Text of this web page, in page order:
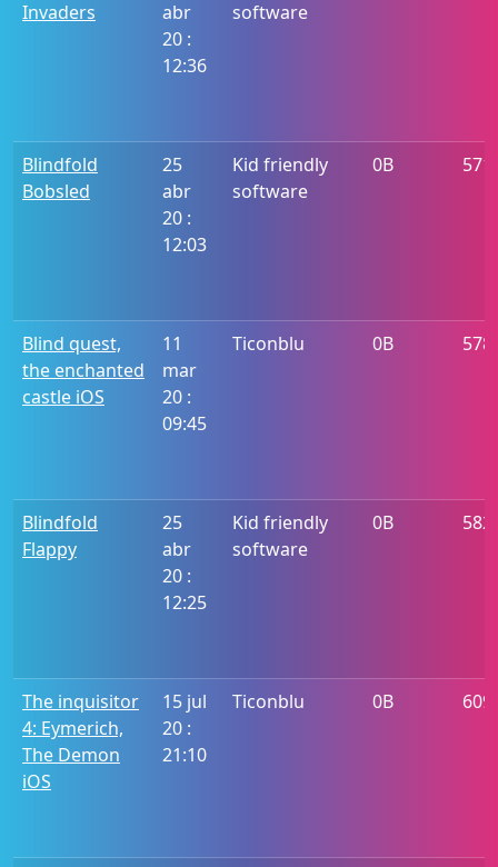
Invaders
abr
20 :
12:36
software
Blindfold
Bobsled
25
abr
20 :
12:03
Kid friendly
software
0B 571
Blind quest,
the enchanted
castle iOS
11
mar
20 :
09:45
Ticonblu 0B 578
Blindfold
Flappy
25
abr
20 :
12:25
Kid friendly
software
0B 582
The inquisitor
4: Eymerich,
The Demon
iOS
15 jul
20 :
21:10
Ticonblu 0B 609